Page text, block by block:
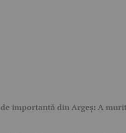
importantă din Argeș: A